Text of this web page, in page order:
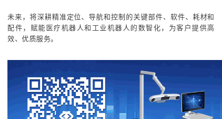
未来，将深耕精准定位、导航和控制的关键部件、软件、耗材和
配件，赋能医疗机器人和工业机器人的数智化，为客户提供高
效、优质服务。